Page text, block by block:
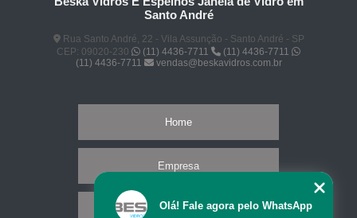
Santo André
Rua Santo André, 22 - Vila Assunção - Santo André - SP
CEP: 09020-230
(11) 4436-7711
(11) 4436-7711
(11) 4436-7711
vendas@beskavidros.com.br
Home
Empresa
Missão
Olá! Fale agora pelo WhatsApp